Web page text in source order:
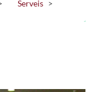
Serveis